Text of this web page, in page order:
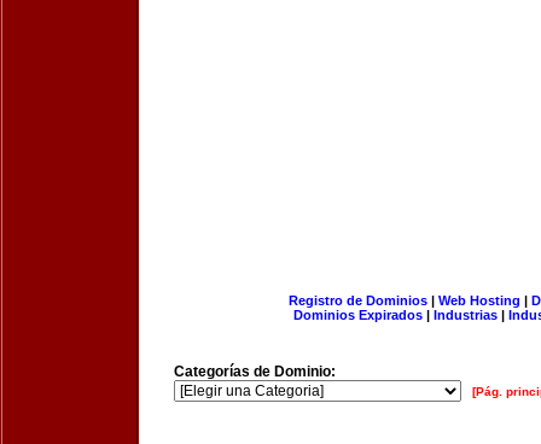
Registro de Dominios| Web Hosting |
Dominios Expirados | Industrias |
Categorías de Dominio:
[Pág.